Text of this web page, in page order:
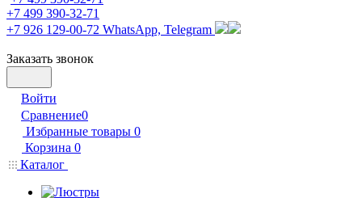
+7 499 390-32-71
+7 926 129-00-72 WhatsApp, Telegram
Заказать звонок
Войти
Сравнение0
Избранные товары 0
Корзина 0
Каталог